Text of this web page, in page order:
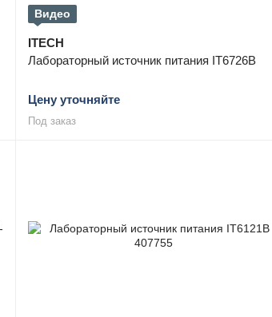
Видео
ITECH
Лабораторный источник питания IT6726B
Цену уточняйте
Под заказ